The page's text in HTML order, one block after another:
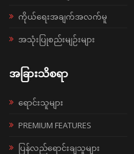
ကိုယ်ရေးအချက်အလက်မူ
အသုံးပြုစည်းမျဉ်းများ
အခြားသိစရာ
ရောင်းသူများ
PREMIUM FEATURES
ပြန်လည်ရောင်းချသူများ